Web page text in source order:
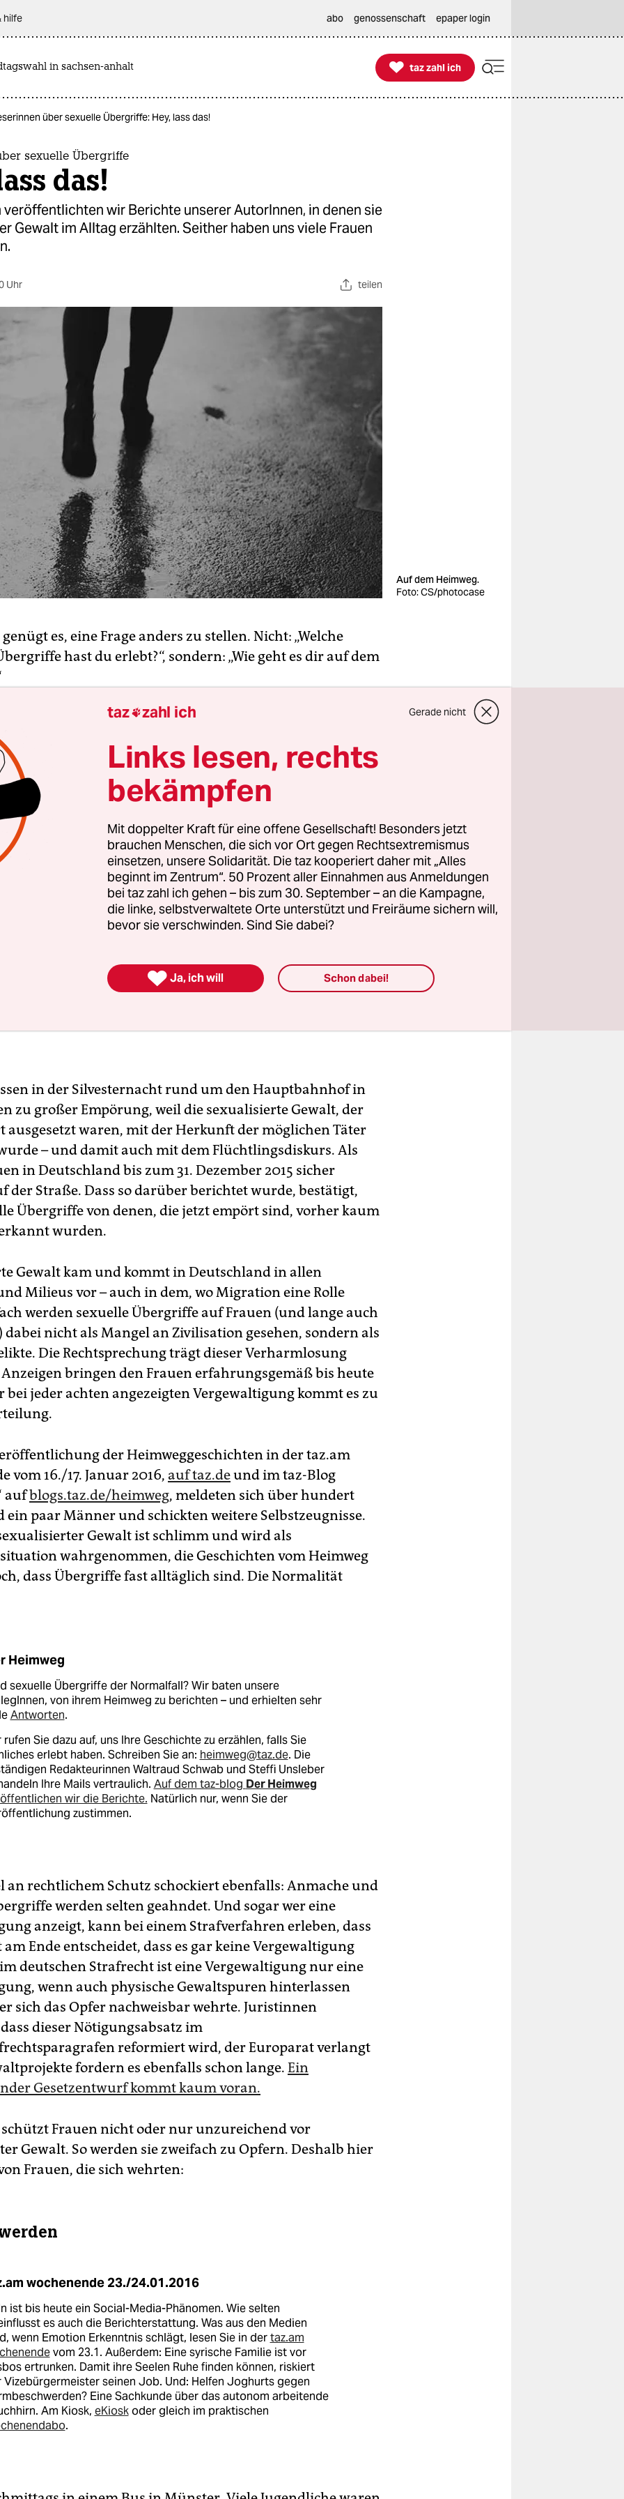
hilfe abo genossenschaft epaper login
in sachsen-anhalt 
taz zahl ich
taz zahl ich
über sexuelle Übergriffe: Hey, lass das!
sexuelle Übergriffe
das!
veröffentlichten wir Berichte unserer AutorInnen, in denen sie
Gewalt im Alltag erzählten. Seither haben uns viele Frauen
Uhr teilen
Auf dem Heimweg.
Foto: CS/photocase
es, eine Frage anders zu stellen. Nicht: „Welche
hast du erlebt?“, sondern: „Wie geht es dir auf dem
einen Weg nach Hause. Auch nachts. Manchmal geht es
Straßen, manchmal vorbei an dunklen Ecken.
treffen die Frauen auf Gruppen von Männern, was gut oder
kann, manchmal gehen sie einsame Wege entlang, wo
Gefahr bedeuten kann.
in der Silvesternacht rund um den Hauptbahnhof in
zu großer Empörung, weil die sexualisierte Gewalt, der
ausgesetzt waren, mit der Herkunft der möglichen Täter
– und damit auch mit dem Flüchtlingsdiskurs. Als
in Deutschland bis zum 31. Dezember 2015 sicher
der Straße. Dass so darüber berichtet wurde, bestätigt,
Übergriffe von denen, die jetzt empört sind, vorher kaum
wurden.
Gewalt kam und kommt in Deutschland in allen
Milieus vor – auch in dem, wo Migration eine Rolle
werden sexuelle Übergriffe auf Frauen (und lange auch
nicht als Mangel an Zivilisation gesehen, sondern als
Die Rechtsprechung trägt dieser Verharmlosung
bringen den Frauen erfahrungsgemäß bis heute
bei jeder achten angezeigten Vergewaltigung kommt es zu
der Heimweggeschichten in der taz.am
vom 16./17. Januar 2016, auf taz.deund im taz-Blog
aufblogs.taz.de/heimweg, meldeten sich über hundert
ein paar Männer und schickten weitere Selbstzeugnisse.
Gewalt ist schlimm und wird als
wahrgenommen, die Geschichten vom Heimweg
dass Übergriffe fast alltäglich sind. Die Normalität
Heimweg
sexuelle Übergriffe der Normalfall? Wir baten unsere
von ihrem Heimweg zu berichten – und erhielten sehr
Antworten.
rufen Sie dazu auf, uns Ihre Geschichte zu erzählen, falls Sie
erlebt haben. Schreiben Sie an: heimweg@taz.de. Die
Redakteurinnen Waltraud Schwab und Steffi Unsleber
Ihre Mails vertraulich. Auf dem taz-blog Der Heimweg
wir die Berichte. Natürlich nur, wenn Sie der
zustimmen.
an rechtlichem Schutz schockiert ebenfalls: Anmache und
werden selten geahndet. Und sogar wer eine
anzeigt, kann bei einem Strafverfahren erleben, dass
am Ende entscheidet, dass es gar keine Vergewaltigung
deutschen Strafrecht ist eine Vergewaltigung nur eine
wenn auch physische Gewaltspuren hinterlassen
sich das Opfer nachweisbar wehrte. Juristinnen
dieser Nötigungsabsatz im
reformiert wird, der Europarat verlangt
fordern es ebenfalls schon lange. Ein
Gesetzentwurf kommt kaum voran.
schützt Frauen nicht oder nur unzureichend vor
Gewalt. So werden sie zweifach zu Opfern. Deshalb hier
Frauen, die sich wehrten:
wochenende 23./24.01.2016
ist bis heute ein Social-Media-Phänomen. Wie selten
es auch die Berichterstattung. Was aus den Medien
wenn Emotion Erkenntnis schlägt, lesen Sie in dertaz.am
vom 23.1. Außerdem: Eine syrische Familie ist vor
ertrunken. Damit ihre Seelen Ruhe finden können, riskiert
Vizebürgermeister seinen Job. Und: Helfen Joghurts gegen
Eine Sachkunde über das autonom arbeitende
Am Kiosk, eKioskoder gleich im praktischen
.
taz zahl ich Gerade nicht
Links lesen, rechts
bekämpfen
Mit doppelter Kraft für eine offene Gesellschaft! Besonders jetzt
brauchen Menschen, die sich vor Ort gegen Rechtsextremismus
einsetzen, unsere Solidarität. Die taz kooperiert daher mit „Alles
beginnt im Zentrum“. 50 Prozent aller Einnahmen aus Anmeldungen
bei taz zahl ich gehen – bis zum 30. September – an die Kampagne,
die linke, selbstverwaltete Orte unterstützt und Freiräume sichern will,
bevor sie verschwinden. Sind Sie dabei?
 Ja, ich will Schon dabei!